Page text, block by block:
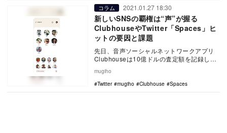
コラム 2021.01.27 18:30
新しいSNSの覇権は“声”が握る
ClubhouseやTwitter「Spaces」ヒ
ットの要因と課題
先日、音声ソーシャルネットワークアプリ
Clubhouseは10億ドルの査定額を記録し
ベ…
mugiho
Twitter
mugiho Clubhouse Spaces